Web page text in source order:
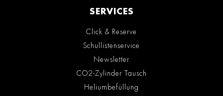
SERVICES
Click & Reserve
Schullistenservice
Newsletter
CO2-Zylinder Tausch
Heliumbefüllung